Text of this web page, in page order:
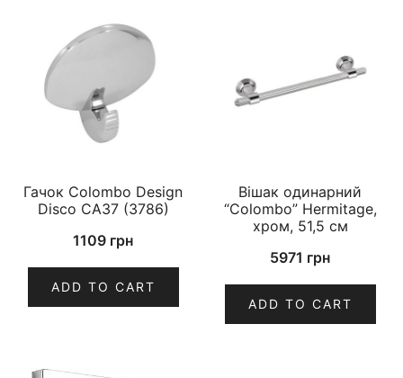
Гачок Colombo Design
Disco CA37 (3786)
1109 грн
ADD TO CART
Вішак одинарний
“Colombo” Hermitage,
хром, 51,5 см
5971 грн
ADD TO CART